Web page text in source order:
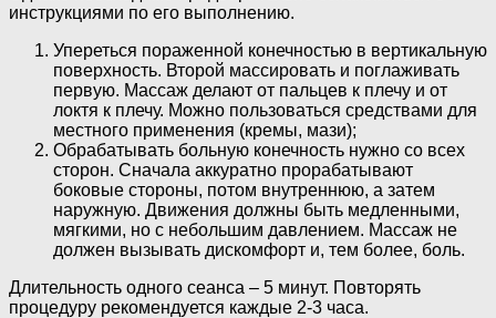
инструкциями по его выполнению.
Упереться пораженной конечностью в вертикальную
поверхность. Второй массировать и поглаживать
первую. Массаж делают от пальцев к плечу и от
локтя к плечу. Можно пользоваться средствами для
местного применения (кремы, мази);
Обрабатывать больную конечность нужно со всех
сторон. Сначала аккуратно прорабатывают
боковые стороны, потом внутреннюю, а затем
наружную. Движения должны быть медленными,
мягкими, но с небольшим давлением. Массаж не
должен вызывать дискомфорт и, тем более, боль.
Длительность одного сеанса – 5 минут. Повторять
процедуру рекомендуется каждые 2-3 часа.